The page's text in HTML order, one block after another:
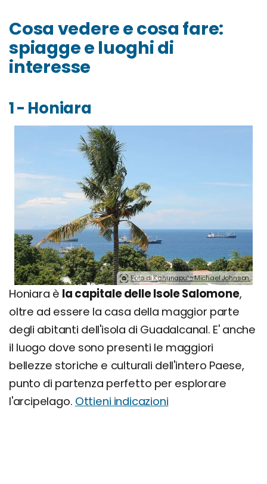
Cosa vedere e cosa fare:
spiagge e luoghi di
interesse
1 - Honiara
Foto di Kahunapule Michael Johnson.
Honiara è la capitale delle Isole Salomone,
oltre ad essere la casa della maggior parte
degli abitanti dell'isola di Guadalcanal. E' anche
il luogo dove sono presenti le maggiori
bellezze storiche e culturali dell'intero Paese,
punto di partenza perfetto per esplorare
l'arcipelago. Ottieni indicazioni